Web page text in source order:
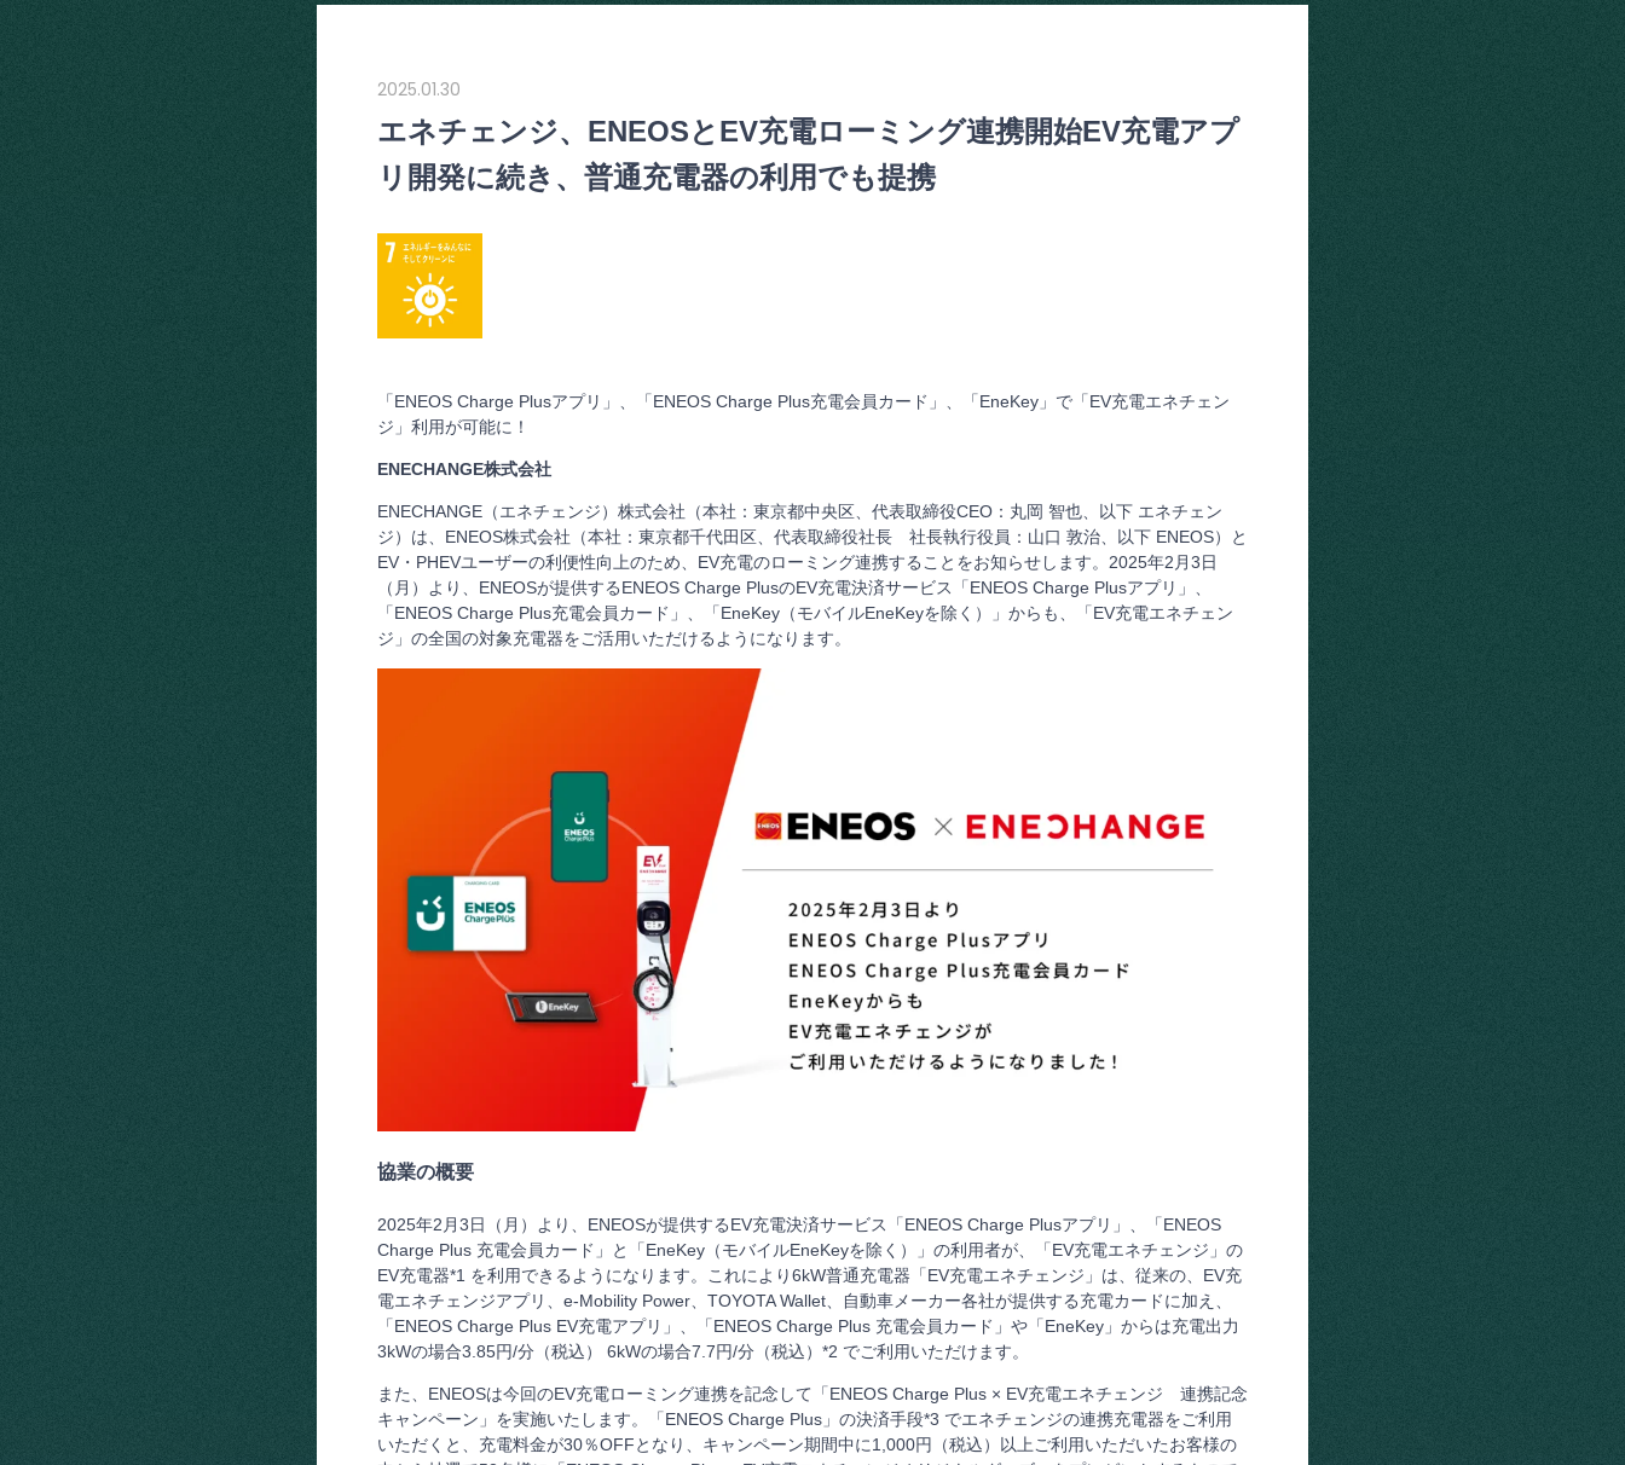
2025.01.30
エネチェンジ、ENEOSとEV充電ローミング連携開始EV充電アプ
リ開発に続き、普通充電器の利用でも提携
「ENEOS Charge Plusアプリ」、「ENEOS Charge Plus充電会員カード」、「EneKey」で「EV充電エネチェン
ジ」利用が可能に！
ENECHANGE株式会社
ENECHANGE（エネチェンジ）株式会社（本社：東京都中央区、代表取締役CEO：丸岡 智也、以下 エネチェン
ジ）は、ENEOS株式会社（本社：東京都千代田区、代表取締役社長 社長執行役員：山口 敦治、以下 ENEOS）と
EV・PHEVユーザーの利便性向上のため、EV充電のローミング連携することをお知らせします。2025年2月3日
（月）より、ENEOSが提供するENEOS Charge PlusのEV充電決済サービス「ENEOS Charge Plusアプリ」、
「ENEOS Charge Plus充電会員カード」、「EneKey（モバイルEneKeyを除く）」からも、「EV充電エネチェン
ジ」の全国の対象充電器をご活用いただけるようになります。
協業の概要
2025年2月3日（月）より、ENEOSが提供するEV充電決済サービス「ENEOS Charge Plusアプリ」、「ENEOS
Charge Plus 充電会員カード」と「EneKey（モバイルEneKeyを除く）」の利用者が、「EV充電エネチェンジ」の
EV充電器*1 を利用できるようになります。これにより6kW普通充電器「EV充電エネチェンジ」は、従来の、EV充
電エネチェンジアプリ、e-Mobility Power、TOYOTA Wallet、自動車メーカー各社が提供する充電カードに加え、
「ENEOS Charge Plus EV充電アプリ」、「ENEOS Charge Plus 充電会員カード」や「EneKey」からは充電出力
3kWの場合3.85円/分（税込） 6kWの場合7.7円/分（税込）*2 でご利用いただけます。
また、ENEOSは今回のEV充電ローミング連携を記念して「ENEOS Charge Plus × EV充電エネチェンジ 連携記念
キャンペーン」を実施いたします。「ENEOS Charge Plus」の決済手段*3 でエネチェンジの連携充電器をご利用
いただくと、充電料金が30％OFFとなり、キャンペーン期間中に1,000円（税込）以上ご利用いただいたお客様の